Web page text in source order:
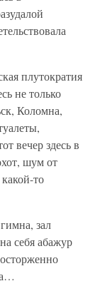
плутократия
не только
Коломна,
вечер здесь в
шум от
то
зал
себя абажур